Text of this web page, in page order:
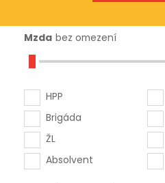
Mzda bez omezení
HPP
Brigáda
ŽL
Absolvent